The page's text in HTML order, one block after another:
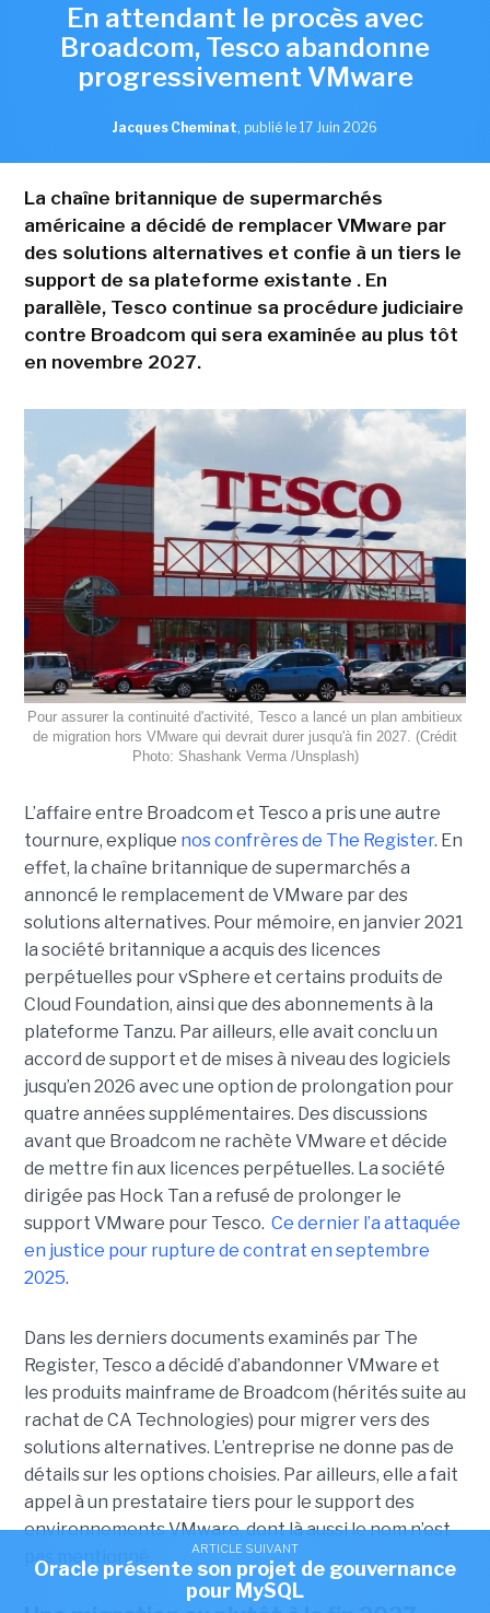
En attendant le procès avec
Broadcom, Tesco abandonne
progressivement VMware
Jacques Cheminat, publié le 17 Juin 2026
La chaîne britannique de supermarchés
américaine a décidé de remplacer VMware par
des solutions alternatives et confie à un tiers le
support de sa plateforme existante . En
parallèle, Tesco continue sa procédure judiciaire
contre Broadcom qui sera examinée au plus tôt
en novembre 2027.
Pour assurer la continuité d'activité, Tesco a lancé un plan ambitieux
de migration hors VMware qui devrait durer jusqu'à fin 2027. (Crédit
Photo: Shashank Verma /Unsplash)
L’affaire entre Broadcom et Tesco a pris une autre
tournure, explique nos confrères de The Register. En
effet, la chaîne britannique de supermarchés a
annoncé le remplacement de VMware par des
solutions alternatives. Pour mémoire, en janvier 2021
la société britannique a acquis des licences
perpétuelles pour vSphere et certains produits de
Cloud Foundation, ainsi que des abonnements à la
plateforme Tanzu. Par ailleurs, elle avait conclu un
accord de support et de mises à niveau des logiciels
jusqu’en 2026 avec une option de prolongation pour
quatre années supplémentaires. Des discussions
avant que Broadcom ne rachète VMware et décide
de mettre fin aux licences perpétuelles. La société
dirigée pas Hock Tan a refusé de prolonger le
support VMware pour Tesco. Ce dernier l’a attaquée
en justice pour rupture de contrat en septembre
2025.
Dans les derniers documents examinés par The
Register, Tesco a décidé d’abandonner VMware et
les produits mainframe de Broadcom (hérités suite au
rachat de CA Technologies) pour migrer vers des
solutions alternatives. L’entreprise ne donne pas de
détails sur les options choisies. Par ailleurs, elle a fait
appel à un prestataire tiers pour le support des
environnements VMware, dont là aussi le nom n’est
pas mentionné.
ARTICLE SUIVANT
Oracle présente son projet de gouvernance
pour MySQL